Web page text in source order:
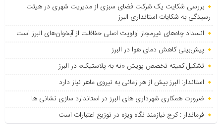
بررسی شکایت یک شرکت فضای سبزی از مدیریت شهری در هیئت
رسیدگی به شکایات استانداری البرز
انسداد چاه‌های غیرمجاز اولویت اصلی حفاظت از آبخوان‌های البرز است
پیش‌بینی کاهش دمای هوا در البرز
تشکیل کمیته تخصص پویش «نه به پلاستیک» در البرز
استاندار: البرز بیش از هر زمانی به نیروی ماهر نیاز دارد
ضرورت همکاری شهرداری های البرز در استاندارد سازی نشانی ها
فرماندار : کرج نیازمند نگاه ویژه در توزیع اعتبارات است